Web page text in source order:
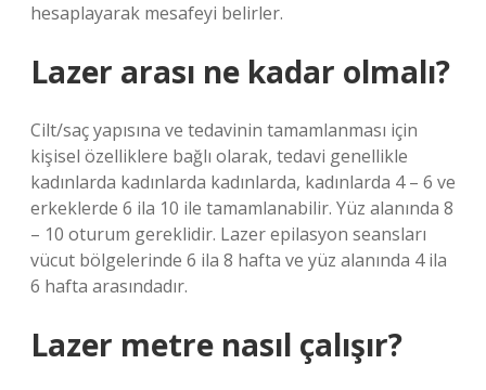
hesaplayarak mesafeyi belirler.
Lazer arası ne kadar olmalı?
Cilt/saç yapısına ve tedavinin tamamlanması için
kişisel özelliklere bağlı olarak, tedavi genellikle
kadınlarda kadınlarda kadınlarda, kadınlarda 4 – 6 ve
erkeklerde 6 ila 10 ile tamamlanabilir. Yüz alanında 8
– 10 oturum gereklidir. Lazer epilasyon seansları
vücut bölgelerinde 6 ila 8 hafta ve yüz alanında 4 ila
6 hafta arasındadır.
Lazer metre nasıl çalışır?